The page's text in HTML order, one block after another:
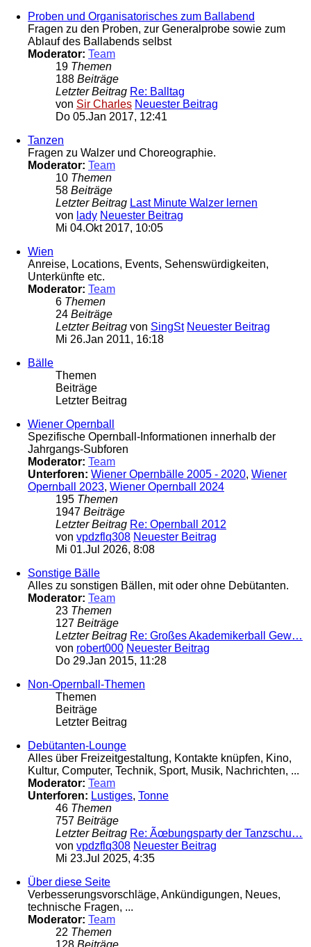
Proben und Organisatorisches zum Ballabend
Fragen zu den Proben, zur Generalprobe sowie zum
Ablauf des Ballabends selbst
Moderator: Team
19 Themen
188 Beiträge
Letzter Beitrag Re: Balltag
von Sir Charles Neuester Beitrag
Do 05.Jan 2017, 12:41
Tanzen
Fragen zu Walzer und Choreographie.
Moderator: Team
10 Themen
58 Beiträge
Letzter Beitrag Last Minute Walzer lernen
von lady Neuester Beitrag
Mi 04.Okt 2017, 10:05
Wien
Anreise, Locations, Events, Sehenswürdigkeiten,
Unterkünfte etc.
Moderator: Team
6 Themen
24 Beiträge
Letzter Beitrag von SingSt Neuester Beitrag
Mi 26.Jan 2011, 16:18
Bälle
Themen
Beiträge
Letzter Beitrag
Wiener Opernball
Spezifische Opernball-Informationen innerhalb der
Jahrgangs-Subforen
Moderator: Team
Unterforen: Wiener Opernbälle 2005 - 2020, Wiener
Opernball 2023, Wiener Opernball 2024
195 Themen
1947 Beiträge
Letzter Beitrag Re: Opernball 2012
von vpdzflq308 Neuester Beitrag
Mi 01.Jul 2026, 8:08
Sonstige Bälle
Alles zu sonstigen Bällen, mit oder ohne Debütanten.
Moderator: Team
23 Themen
127 Beiträge
Letzter Beitrag Re: Großes Akademikerball Gew…
von robert000 Neuester Beitrag
Do 29.Jan 2015, 11:28
Non-Opernball-Themen
Themen
Beiträge
Letzter Beitrag
Debütanten-Lounge
Alles über Freizeitgestaltung, Kontakte knüpfen, Kino,
Kultur, Computer, Technik, Sport, Musik, Nachrichten, ...
Moderator: Team
Unterforen: Lustiges, Tonne
46 Themen
757 Beiträge
Letzter Beitrag Re: Ãœbungsparty der Tanzschu…
von vpdzflq308 Neuester Beitrag
Mi 23.Jul 2025, 4:35
Über diese Seite
Verbesserungsvorschläge, Ankündigungen, Neues,
technische Fragen, ...
Moderator: Team
22 Themen